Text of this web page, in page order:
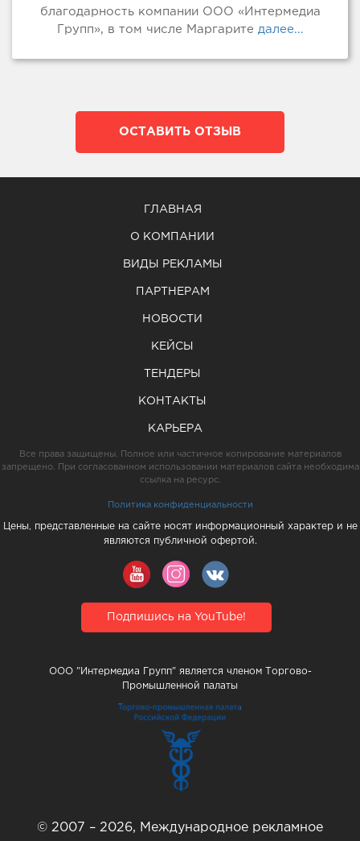
благодарность компании ООО «Интермедиа
Групп», в том числе Маргарите далее...
ОСТАВИТЬ ОТЗЫВ
ГЛАВНАЯ
О КОМПАНИИ
ВИДЫ РЕКЛАМЫ
ПАРТНЕРАМ
НОВОСТИ
КЕЙСЫ
ТЕНДЕРЫ
КОНТАКТЫ
КАРЬЕРА
Все права защищены. Полное или частичное копирование материалов
запрещено. При согласованном использовании материалов сайта необходима
ссылка на ресурс.
Политика конфиденциальности
Цены, представленные на сайте носят информационный характер и не
являются публичной офертой.
Подпишись на YouTube!
ООО "Интермедиа Групп" является членом Торгово-
Промышленной палаты
© 2007 – 2026, Международное рекламное